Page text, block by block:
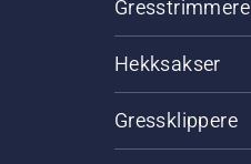
Gresstrimmere
Hekksakser
Gressklippere